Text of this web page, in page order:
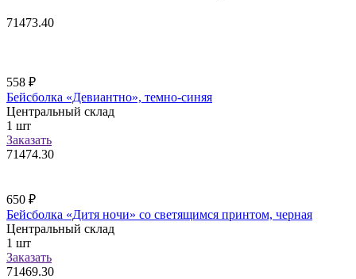
71473.40
558 ₽
Бейсболка «Девиантно», темно-синяя
Центральный склад
1 шт
Заказать
71474.30
650 ₽
Бейсболка «Дитя ночи» со светящимся принтом, черная
Центральный склад
1 шт
Заказать
71469.30